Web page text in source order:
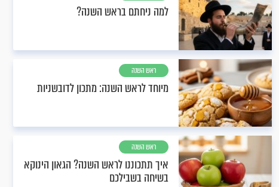
למה ניחתם בראש השנה?
ראש השנה
מיוחד לראש השנה: מתכון לדובשניות
ראש השנה
איך תתכוננו לראש השנה? הגאון הינוקא
בשיחה בשבילכם